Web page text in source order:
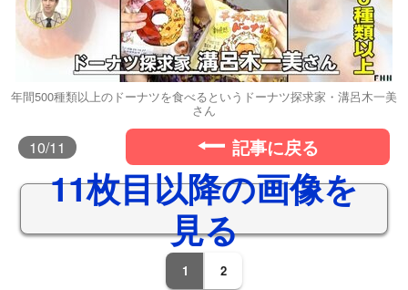
年間500種類以上のドーナツを食べるというドーナツ探求家・溝呂木一美
さん
10/11 記事に戻る
11枚目以降の画像を
見る
1 2